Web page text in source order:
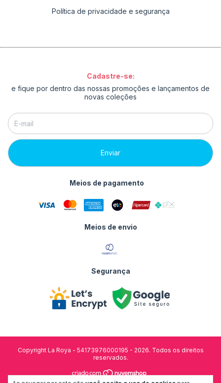
Política de privacidade e segurança
Cadastre-se:
e fique por dentro das nossas promoções e lançamentos de
novas coleções
Meios de pagamento
Meios de envio
Segurança
Copyright La Roya - 54173976000195 - 2026. Todos os direitos
reservados.